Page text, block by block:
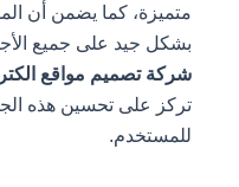
متميزة، كما يضمن أن
بشكل جيد على جميع
شركة تصميم مواقع
تركز على تحسين هذه
للمستخدم.